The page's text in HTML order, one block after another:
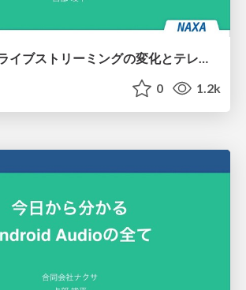
コロナ禍でのライブストリーミングの変化とテレビ放送の規格について
0 1.2k